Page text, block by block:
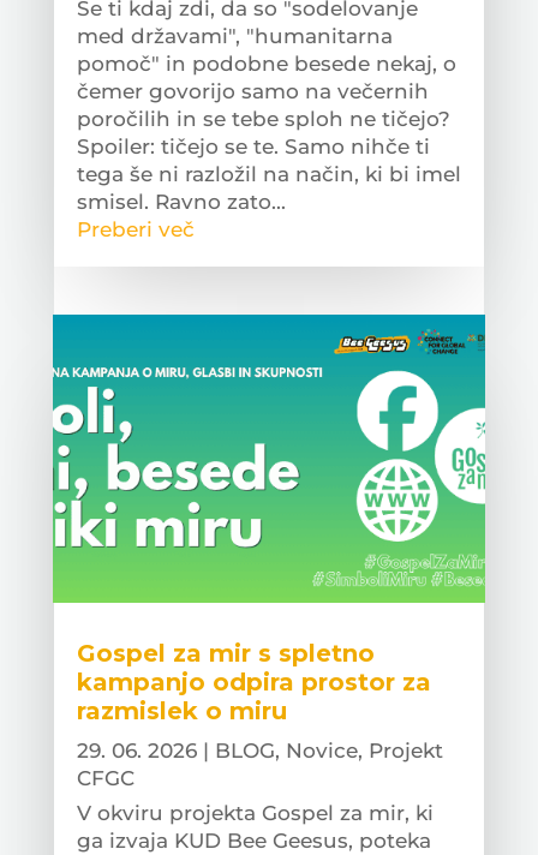
Se ti kdaj zdi, da so "sodelovanje
med državami", "humanitarna
pomoč" in podobne besede nekaj, o
čemer govorijo samo na večernih
poročilih in se tebe sploh ne tičejo?
Spoiler: tičejo se te. Samo nihče ti
tega še ni razložil na način, ki bi imel
smisel. Ravno zato...
Preberi več
Gospel za mir s spletno
kampanjo odpira prostor za
razmislek o miru
29. 06. 2026| BLOG, Novice, Projekt
CFGC
V okviru projekta Gospel za mir, ki
ga izvaja KUD Bee Geesus, poteka